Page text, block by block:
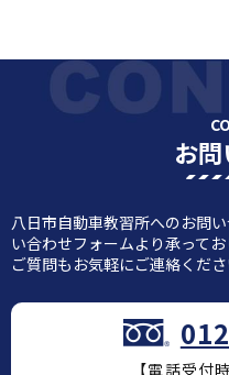
お
八日市自動車教習所へのお問
い合わせフォームより承ってお
ご質問もお気軽にご連絡くださ
【電話受付